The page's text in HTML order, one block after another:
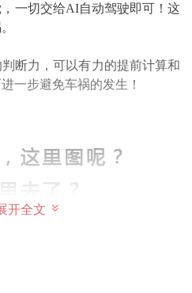
一切交给AI自动驾驶即可！这
断力，可以有力的提前计算和
一步避免车祸的发生！
开全文